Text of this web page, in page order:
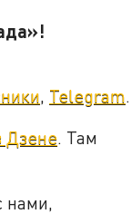
, Telegram.
Дзене. Там
нами,